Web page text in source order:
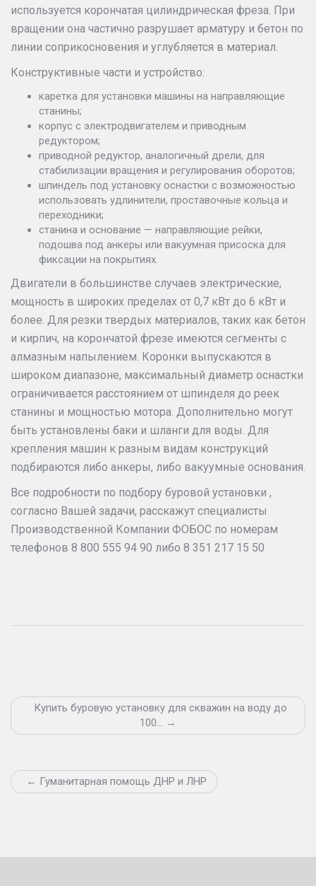
используется корончатая цилиндрическая фреза. При
вращении она частично разрушает арматуру и бетон по
линии соприкосновения и углубляется в материал.
Конструктивные части и устройство:
каретка для установки машины на направляющие
станины;
корпус с электродвигателем и приводным
редуктором;
приводной редуктор, аналогичный дрели, для
стабилизации вращения и регулирования оборотов;
шпиндель под установку оснастки с возможностью
использовать удлинители, проставочные кольца и
переходники;
станина и основание — направляющие рейки,
подошва под анкеры или вакуумная присоска для
фиксации на покрытиях.
Двигатели в большинстве случаев электрические,
мощность в широких пределах от 0,7 кВт до 6 кВт и
более. Для резки твердых материалов, таких как бетон
и кирпич, на корончатой фрезе имеются сегменты с
алмазным напылением. Коронки выпускаются в
широком диапазоне, максимальный диаметр оснастки
ограничивается расстоянием от шпинделя до реек
станины и мощностью мотора. Дополнительно могут
быть установлены баки и шланги для воды. Для
крепления машин к разным видам конструкций
подбираются либо анкеры, либо вакуумные основания.
Все подробности по подбору буровой установки ,
согласно Вашей задачи, расскажут специалисты
Производственной Компании ФОБОС по номерам
телефонов 8 800 555 94 90 либо 8 351 217 15 50
Купить буровую установку для скважин на воду до
100… →
← Гуманитарная помощь ДНР и ЛНР